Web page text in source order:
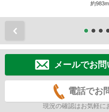
約
メールでお
電話でお
現況の確認はお気軽に